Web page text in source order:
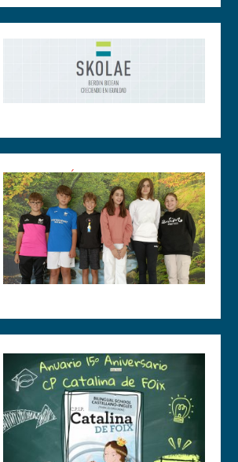
MEDIACIÓN CURSO 2025-
26
ANUARIO 15ª
ANIVERSARIO